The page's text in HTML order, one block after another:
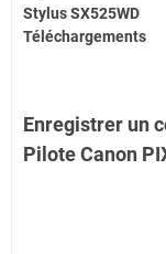
Stylus SX525WD
Téléchargements
Enregistrer un
Pilote Canon